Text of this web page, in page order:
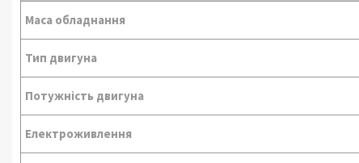
Маса обладнання
Тип двигуна
Потужність двигуна
Електроживлення